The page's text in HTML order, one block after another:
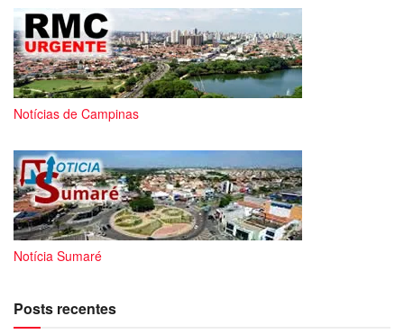
Notícias de Campinas
Notícia Sumaré
Posts recentes